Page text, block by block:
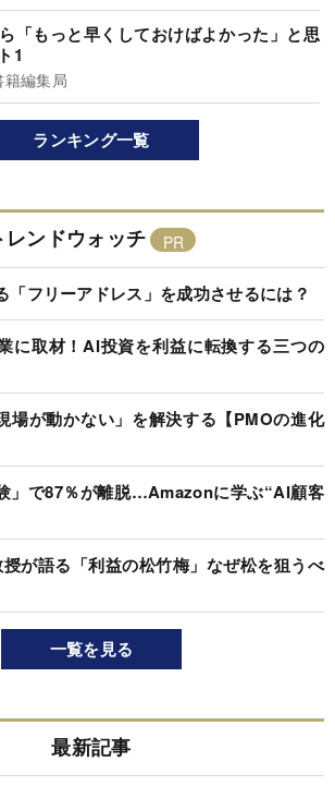
「もっと早くしておけばよかった」と思
1
籍編集局
ランキング一覧
レンドウォッチ
「フリーアドレス」を成功させるには？
に取材！AI投資を利益に転換する三つの
場が動かない」を解決する【PMOの進化
」で87％が離脱…Amazonに学ぶ“AI顧客
が語る「利益の松竹梅」なぜ松を狙うべ
一覧を見る
最新記事